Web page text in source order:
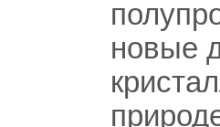
новые